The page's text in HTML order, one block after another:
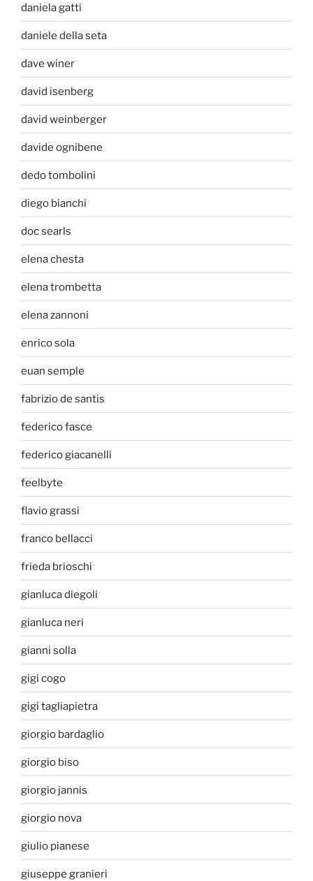
daniela gatti
daniele della seta
dave winer
david isenberg
david weinberger
davide ognibene
dedo tombolini
diego bianchi
doc searls
elena chesta
elena trombetta
elena zannoni
enrico sola
euan semple
fabrizio de santis
federico fasce
federico giacanelli
feelbyte
flavio grassi
franco bellacci
frieda brioschi
gianluca diegoli
gianluca neri
gianni solla
gigi cogo
gigi tagliapietra
giorgio bardaglio
giorgio biso
giorgio jannis
giorgio nova
giulio pianese
giuseppe granieri